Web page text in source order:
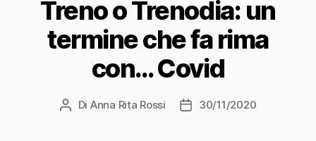
Treno o Trenodia: un
termine che fa rima
con… Covid
Autore
Di Anna Rita Rossi
Data30/11/2020